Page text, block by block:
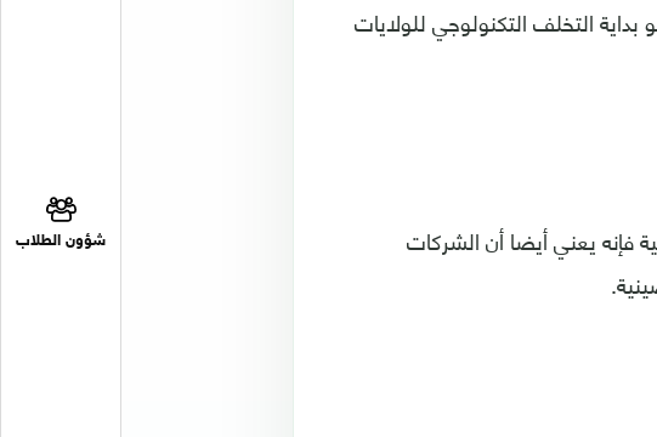
شؤون الطلاب
التخلف التكنولوجي للولايات
فإنه يعني أيضا أن الشركات